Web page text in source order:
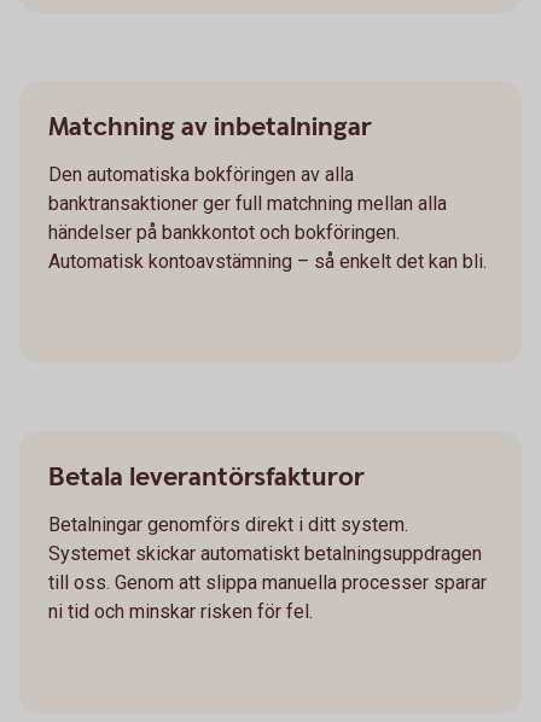
Matchning av inbetalningar
Den automatiska bokföringen av alla
banktransaktioner ger full matchning mellan alla
händelser på bankkontot och bokföringen.
Automatisk kontoavstämning – så enkelt det kan bli.
Betala leverantörsfakturor
Betalningar genomförs direkt i ditt system.
Systemet skickar automatiskt betalningsuppdragen
till oss. Genom att slippa manuella processer sparar
ni tid och minskar risken för fel.